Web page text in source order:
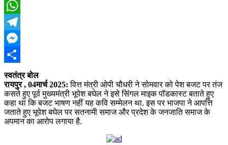
X
WhatsApp
Telegram
Messenger
Share
स्वतंत्र बोल
रायपुर , 04मार्च 2025: वित्त मंत्री ओपी चौधरी ने सोमवार को पेश बजट पर तंज
कसते हुए पूर्व मुख्यमंत्री भूपेश बघेल ने इसे सिंगल माइक पॉडकास्ट बताते हुए
कहा था कि बजट भाषण नहीं यह कवि सम्मेलन था. इस पर भाजपा ने आपत्ति
जताते हुए भूपेश बघेल पर सतनामी समाज और प्रदेश के जनजाति समाज के
अपमान का आरोप लगाया है.